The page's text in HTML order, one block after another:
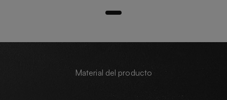
Material del producto